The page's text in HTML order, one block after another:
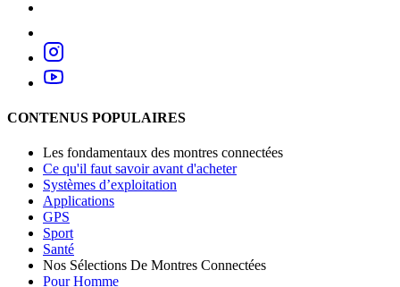
CONTENUS POPULAIRES
Les fondamentaux des montres connectées
Ce qu'il faut savoir avant d'acheter
Systèmes d’exploitation
Applications
GPS
Sport
Santé
Nos Sélections De Montres Connectées
Pour Homme